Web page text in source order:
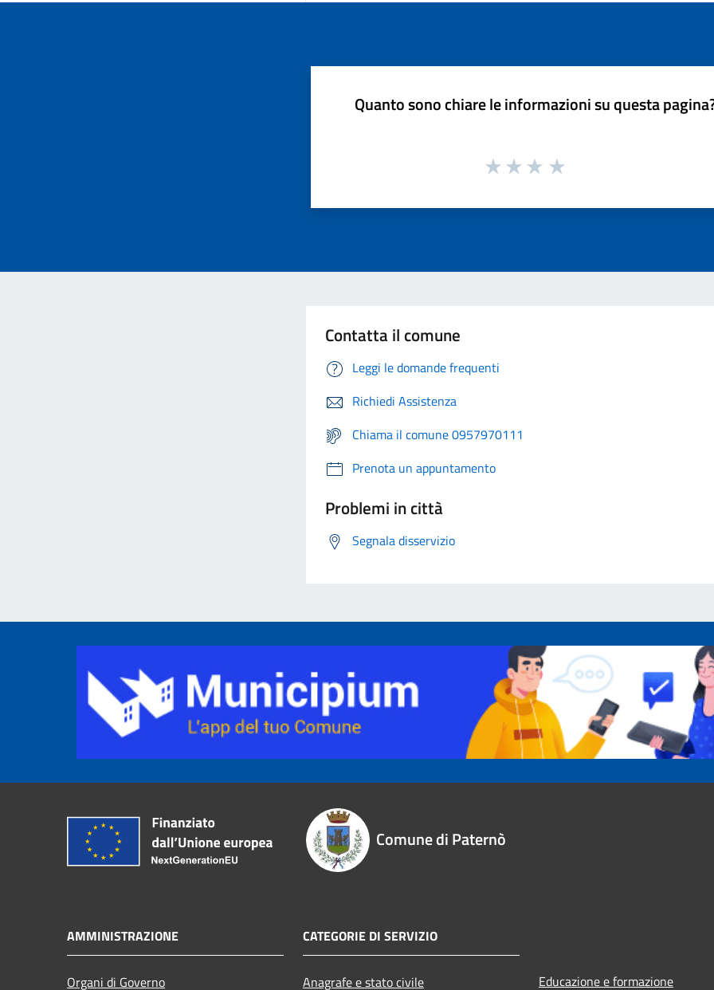
Quanto sono chiare le informazioni su questa
Contatta il comune
Leggi le domande frequenti
Richiedi Assistenza
Chiama il comune 0957970111
Prenota un appuntamento
Problemi in città
Segnala disservizio
Comune di Paternò
AMMINISTRAZIONE
Organi di Governo
CATEGORIE DI SERVIZIO
Anagrafe e stato civile Educazione e formazione